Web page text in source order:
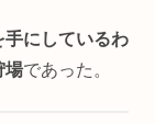
手にしているわ
場であった。